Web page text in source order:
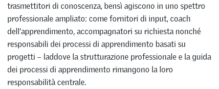
trasmettitori di conoscenza, bensì agiscono in uno spettro
professionale ampliato: come fornitori di input, coach
dell’apprendimento, accompagnatori su richiesta nonché
responsabili dei processi di apprendimento basati su
progetti – laddove la strutturazione professionale e la guida
dei processi di apprendimento rimangono la loro
responsabilità centrale.